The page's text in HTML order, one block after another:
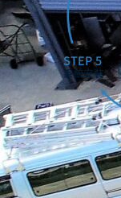
STEP 5
系統安裝